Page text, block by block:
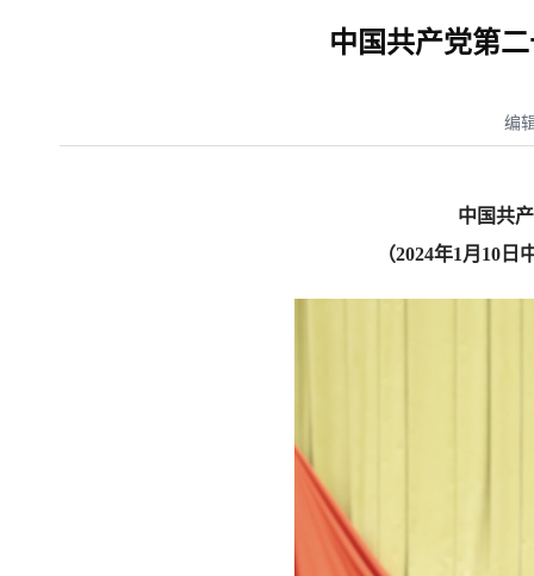
中国共产党第
编
中国共
（2024年1月10